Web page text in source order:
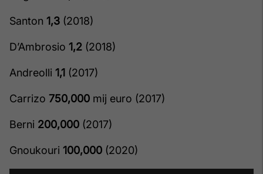
Santon 1,3 (2018)
D’Ambrosio 1,2 (2018)
Andreolli 1,1 (2017)
Carrizo 750,000 mij euro (2017)
Berni 200,000 (2017)
Gnoukouri 100,000 (2020)